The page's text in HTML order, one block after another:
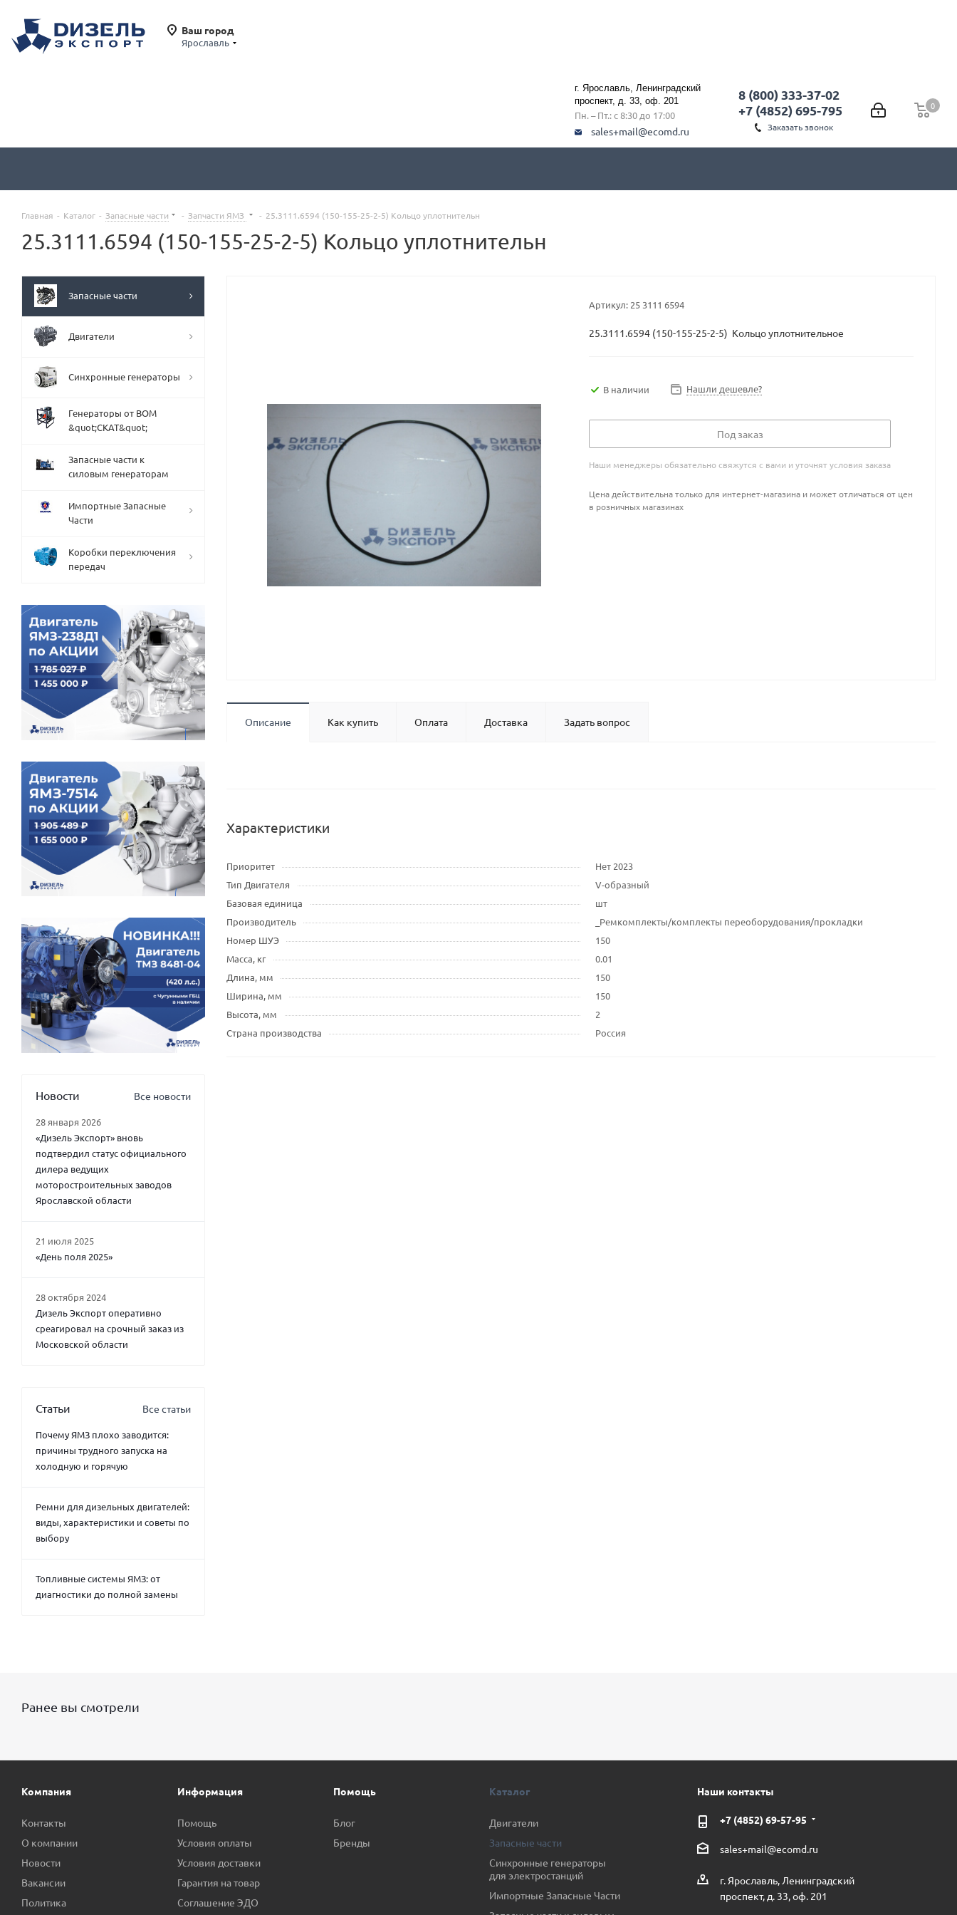
Ваш город
Ярославль
0
0
8 (800) 333-37-02
+7 (4852) 695-795
Заказать звонок
г. Ярославль, Ленинградский
проспект, д. 33, оф. 201
Пн. – Пт.: с 8:30 до 17:00
sales+mail@ecomd.ru
Главная - Каталог - Запасные части - Запчасти ЯМЗ - 25.3111.6594 (150-155-25-2-5) Кольцо уплотнительн
25.3111.6594 (150-155-25-2-5) Кольцо уплотнительн
Артикул: 25 3111 6594
25.3111.6594 (150-155-25-2-5) Кольцо уплотнительное
В наличии Нашли дешевле?
Под заказ
Наши менеджеры обязательно свяжутся с вами и уточнят условия заказа
Цена действительна только для интернет-магазина и может отличаться от цен
в розничных магазинах
Описание Как купить Оплата Доставка Задать вопрос
Характеристики
Приоритет
Нет 2023
Тип Двигателя
V-образный
Базовая единица
шт
Производитель
_Ремкомплекты/комплекты переоборудования/прокладки
Номер ШУЭ
150
Масса, кг
0.01
Длина, мм
150
Ширина, мм
150
Высота, мм
2
Страна производства
Россия
Запасные части
Двигатели
Синхронные генераторы
Генераторы от ВОМ
&quot;СКАТ&quot;
Запасные части к
силовым генераторам
Импортные Запасные
Части
Коробки переключения
передач
Новости Все новости
28 января 2026
«Дизель Экспорт» вновь
подтвердил статус официального
дилера ведущих
моторостроительных заводов
Ярославской области
21 июля 2025
«День поля 2025»
28 октября 2024
Дизель Экспорт оперативно
среагировал на срочный заказ из
Московской области
Статьи Все статьи
Почему ЯМЗ плохо заводится:
причины трудного запуска на
холодную и горячую
Ремни для дизельных двигателей:
виды, характеристики и советы по
выбору
Топливные системы ЯМЗ: от
диагностики до полной замены
Ранее вы смотрели
Компания
Контакты
О компании
Новости
Вакансии
Политика
Информация
Помощь
Условия оплаты
Условия доставки
Гарантия на товар
Соглашение ЭДО
Помощь
Блог
Бренды
Каталог
Двигатели
Запасные части
Синхронные генераторы
для электростанций
Импортные Запасные Части
Наши контакты
+7 (4852) 69-57-95
sales+mail@ecomd.ru
г. Ярославль, Ленинградский
проспект, д. 33, оф. 201